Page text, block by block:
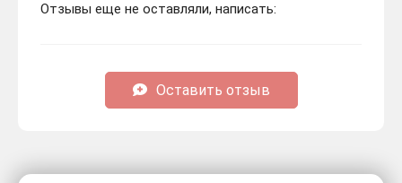
Отзывы еще не оставляли, написать:
Оставить отзыв